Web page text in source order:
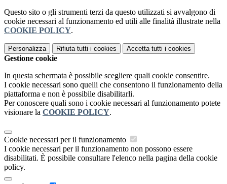
Questo sito o gli strumenti terzi da questo utilizzati si avvalgono di
cookie necessari al funzionamento ed utili alle finalità illustrate nella
COOKIE POLICY.
Personalizza Rifiuta tutti i cookies Accetta tutti i cookies
Gestione cookie
In questa schermata è possibile scegliere quali cookie consentire.
I cookie necessari sono quelli che consentono il funzionamento della
piattaforma e non è possibile disabilitarli.
Per conoscere quali sono i cookie necessari al funzionamento potete
visionare la COOKIE POLICY.
Cookie necessari per il funzionamento
I cookie necessari per il funzionamento non possono essere
disabilitati. È possibile consultare l'elenco nella pagina della cookie
policy.